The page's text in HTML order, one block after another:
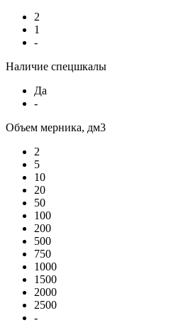
2
1
-
Наличие спецшкалы
Да
-
Объем мерника, дм3
2
5
10
20
50
100
200
500
750
1000
1500
2000
2500
-